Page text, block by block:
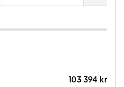
103 394 kr